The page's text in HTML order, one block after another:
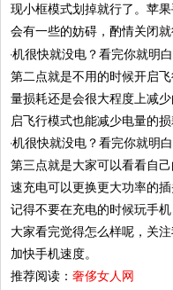
现小框模式划掉就行了。苹
会有一些的妨碍，酌情关闭就
第二点就是不用的时候开启
量损耗还是会很大程度上减
启飞行模式也能减少电量的损
第三点就是大家可以看看自
速充电可以更换更大功率的
记得不要在充电的时候玩手
大家看完觉得怎么样呢，关
加快手机速度。
推荐阅读：奢侈女人网